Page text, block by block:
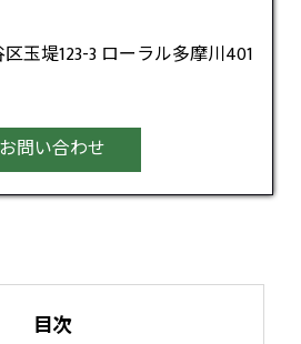
玉堤123-3 ローラル多摩川401
お問い合わせ
目次